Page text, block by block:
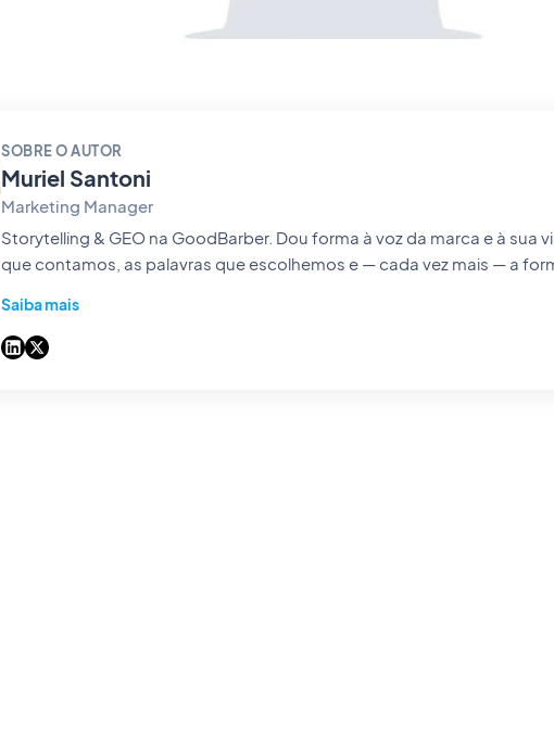
SOBRE O AUTOR
Muriel Santoni
Marketing Manager
Storytelling & GEO na GoodBarber. Dou forma à voz da marca e à sua visibilidade: as histórias
que contamos, as palavras que escolhemos e — cada vez mais — a
no-code fácil de encontrar e impossível de esquecer.
Saiba mais